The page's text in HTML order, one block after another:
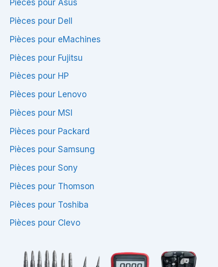
Pièces pour Asus
Pièces pour Dell
Pièces pour eMachines
Pièces pour Fujitsu
Pièces pour HP
Pièces pour Lenovo
Pièces pour MSI
Pièces pour Packard
Pièces pour Samsung
Pièces pour Sony
Pièces pour Thomson
Pièces pour Toshiba
Pièces pour Clevo
Compatibilité